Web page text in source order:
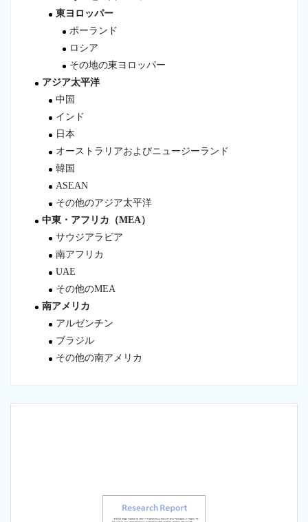
東ヨロッパー
ポーランド
ロシア
その地の東ヨロッパー
アジア太平洋
中国
インド
日本
オーストラリアおよびニュージーランド
韓国
ASEAN
その他のアジア太平洋
中東・アフリカ（MEA）
サウジアラビア
南アフリカ
UAE
その他のMEA
南アメリカ
アルゼンチン
ブラジル
その他の南アメリカ